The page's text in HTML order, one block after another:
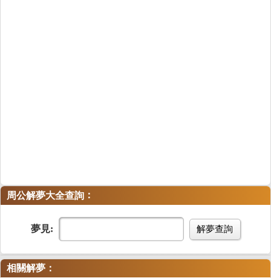
周公解夢大全查詢 ：
夢見: 解夢查詢
相關解夢：